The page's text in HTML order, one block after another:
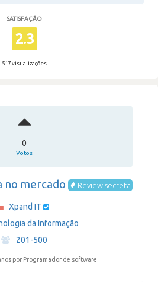
SATISFAÇÃO
2.3
517 visualizações
0
Votos
no mercado Review secreta
Xpand IT
da Informação
·
201-500
por Programador de software